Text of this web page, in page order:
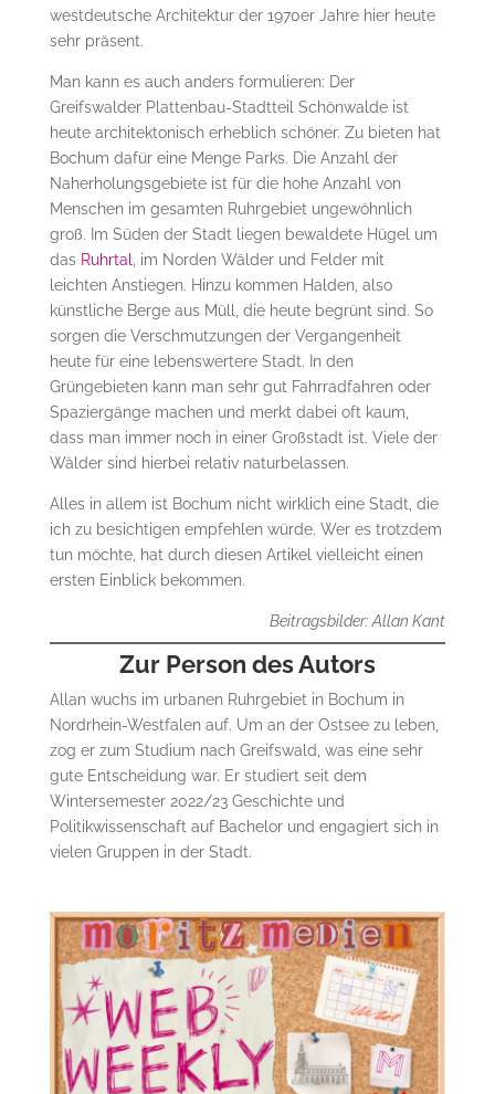
westdeutsche Architektur der 1970er Jahre hier heute
sehr präsent.
Man kann es auch anders formulieren: Der
Greifswalder Plattenbau-Stadtteil Schönwalde ist
heute architektonisch erheblich schöner. Zu bieten hat
Bochum dafür eine Menge Parks. Die Anzahl der
Naherholungsgebiete ist für die hohe Anzahl von
Menschen im gesamten Ruhrgebiet ungewöhnlich
groß. Im Süden der Stadt liegen bewaldete Hügel um
das Ruhrtal
, im Norden Wälder und Felder mit
leichten Anstiegen. Hinzu kommen Halden, also
künstliche Berge aus Müll, die heute begrünt sind. So
sorgen die Verschmutzungen der Vergangenheit
heute für eine lebenswertere Stadt. In den
Grüngebieten kann man sehr gut Fahrradfahren oder
Spaziergänge machen und merkt dabei oft kaum,
dass man immer noch in einer Großstadt ist. Viele der
Wälder sind hierbei relativ naturbelassen.
Alles in allem ist Bochum nicht wirklich eine Stadt, die
ich zu besichtigen empfehlen würde. Wer es trotzdem
tun möchte, hat durch diesen Artikel vielleicht einen
ersten Einblick bekommen.
Beitragsbilder: Allan Kant
Zur Person des Autors
Allan wuchs im urbanen Ruhrgebiet in Bochum in
Nordrhein-Westfalen auf. Um an der Ostsee zu leben,
zog er zum Studium nach Greifswald, was eine sehr
gute Entscheidung war. Er studiert seit dem
Wintersemester 2022/23 Geschichte und
Politikwissenschaft auf Bachelor und engagiert sich in
vielen Gruppen in der Stadt.